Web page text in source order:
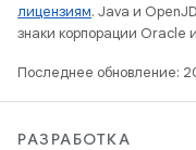
лицензиям. Java и
знаки корпорации
Последнее обновление:
РАЗРАБОТКА